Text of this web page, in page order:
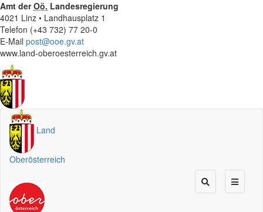
Amt derOö. Landesregierung
4021 Linz • Landhausplatz 1
Telefon (+43 732) 77 20-0
E-Mail post@ooe.gv.at
www.land-oberoesterreich.gv.at
Land
Oberösterreich